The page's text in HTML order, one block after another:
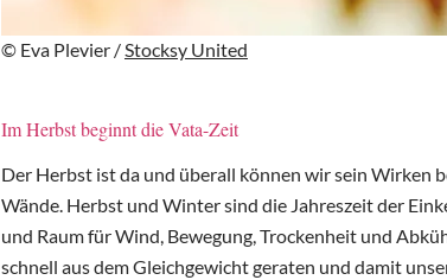
© Eva Plevier /Stocksy United
Im Herbst beginnt die Vata-Zeit
Der Herbst ist da und überall können wir sein Wirken
Wände. Herbst und Winter sind die Jahreszeit der
und Raum für Wind, Bewegung, Trockenheit und
schnell aus dem Gleichgewicht geraten und damit